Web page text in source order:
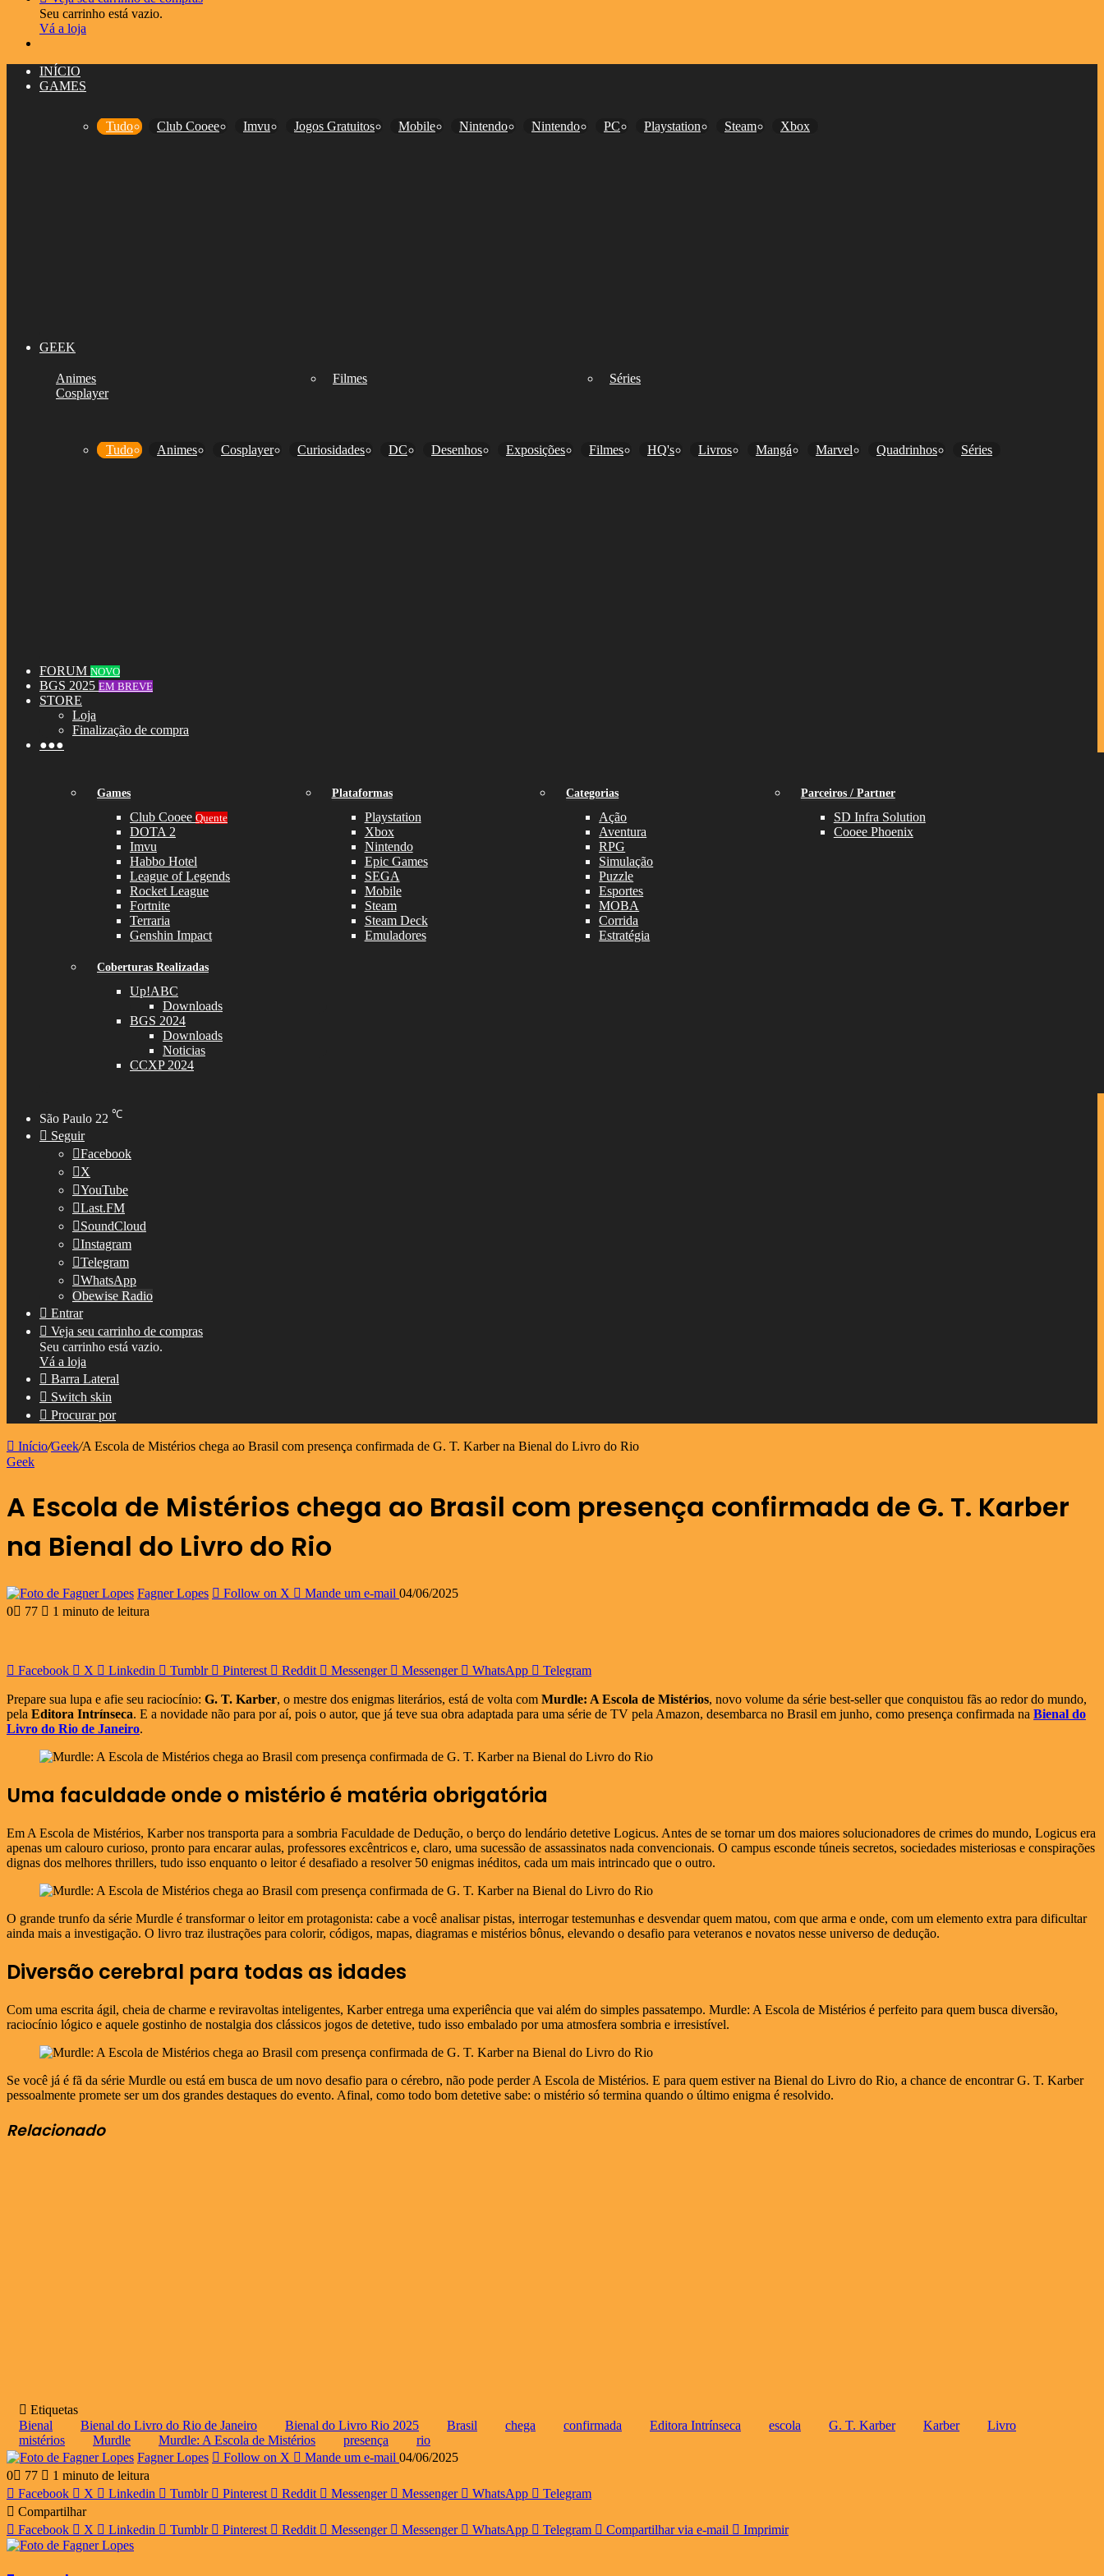
Seu carrinho está vazio.
Vá a loja
INÍCIO
GAMES
Tudo Club Cooee Imvu Jogos Gratuitos Mobile Nintendo Nintendo PC Playstation Steam Xbox
GEEK
Animes Filmes
Séries
Cosplayer
Tudo Animes Cosplayer Curiosidades DC Desenhos Exposições Filmes HQ's Livros Mangá Marvel Quadrinhos Séries
FORUM NOVO
BGS 2025 EM BREVE
STORE
Loja
Finalização de compra
●●●
Games
Club Cooee Quente
DOTA 2
Imvu
Habbo Hotel
League of Legends
Rocket League
Fortnite
Terraria
Genshin Impact
Plataformas
Playstation
Xbox
Nintendo
Epic Games
SEGA
Mobile
Steam
Steam Deck
Emuladores
Categorias
Ação
Aventura
RPG
Simulação
Puzzle
Esportes
MOBA
Corrida
Estratégia
Parceiros / Partner
SD Infra Solution
Cooee Phoenix
Coberturas Realizadas
Up!ABC
Downloads
BGS 2024
Downloads
Noticias
CCXP 2024
São Paulo 22 ℃
Seguir
Facebook
X
YouTube
Last.FM
SoundCloud
Instagram
Telegram
WhatsApp
Obewise Radio
Entrar
Veja seu carrinho de compras
Seu carrinho está vazio.
Vá a loja
Barra Lateral
Switch skin
Procurar por
Início/Geek/A Escola de Mistérios chega ao Brasil com presença confirmada de G. T. Karber na Bienal do Livro do Rio
Geek
A Escola de Mistérios chega ao Brasil com presença confirmada de G. T. Karber
na Bienal do Livro do Rio
Fagner Lopes Follow on X Mande um e-mail 04/06/2025
0
77 1 minuto de leitura
Facebook X Linkedin Tumblr Pinterest Reddit Messenger Messenger WhatsApp Telegram
Prepare sua lupa e afie seu raciocínio: G. T. Karber, o mestre dos enigmas literários, está de volta com Murdle: A Escola de Mistérios, novo volume da série best-seller que conquistou fãs ao redor do mundo,
pela Editora Intrínseca. E a novidade não para por aí, pois o autor, que já teve sua obra adaptada para uma série de TV pela Amazon, desembarca no Brasil em junho, como presença confirmada na Bienal do
Livro do Rio de Janeiro.
Uma faculdade onde o mistério é matéria obrigatória
Em A Escola de Mistérios, Karber nos transporta para a sombria Faculdade de Dedução, o berço do lendário detetive Logicus. Antes de se tornar um dos maiores solucionadores de crimes do mundo, Logicus era
apenas um calouro curioso, pronto para encarar aulas, professores excêntricos e, claro, uma sucessão de assassinatos nada convencionais. O campus esconde túneis secretos, sociedades misteriosas e conspirações
dignas dos melhores thrillers, tudo isso enquanto o leitor é desafiado a resolver 50 enigmas inéditos, cada um mais intrincado que o outro.
O grande trunfo da série Murdle é transformar o leitor em protagonista: cabe a você analisar pistas, interrogar testemunhas e desvendar quem matou, com que arma e onde, com um elemento extra para dificultar
ainda mais a investigação. O livro traz ilustrações para colorir, códigos, mapas, diagramas e mistérios bônus, elevando o desafio para veteranos e novatos nesse universo de dedução.
Diversão cerebral para todas as idades
Com uma escrita ágil, cheia de charme e reviravoltas inteligentes, Karber entrega uma experiência que vai além do simples passatempo. Murdle: A Escola de Mistérios é perfeito para quem busca diversão,
raciocínio lógico e aquele gostinho de nostalgia dos clássicos jogos de detetive, tudo isso embalado por uma atmosfera sombria e irresistível.
Se você já é fã da série Murdle ou está em busca de um novo desafio para o cérebro, não pode perder A Escola de Mistérios. E para quem estiver na Bienal do Livro do Rio, a chance de encontrar G. T. Karber
pessoalmente promete ser um dos grandes destaques do evento. Afinal, como todo bom detetive sabe: o mistério só termina quando o último enigma é resolvido.
Relacionado
Etiquetas
Bienal
Bienal do Livro do Rio de Janeiro Bienal do Livro Rio 2025 Brasil chega confirmada Editora Intrínseca escola G. T. Karber Karber
Livro
mistérios
Murdle Murdle: A Escola de Mistérios presença
rio
Fagner Lopes
Follow on X Mande um e-mail 04/06/2025
0
77
1 minuto de leitura
Facebook
X Linkedin Tumblr Pinterest Reddit Messenger Messenger WhatsApp
Telegram
Compartilhar
Facebook
X Linkedin Tumblr Pinterest Reddit Messenger Messenger WhatsApp Telegram Compartilhar via e-mail Imprimir